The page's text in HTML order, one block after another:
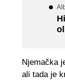
Njemačka
ali tada je